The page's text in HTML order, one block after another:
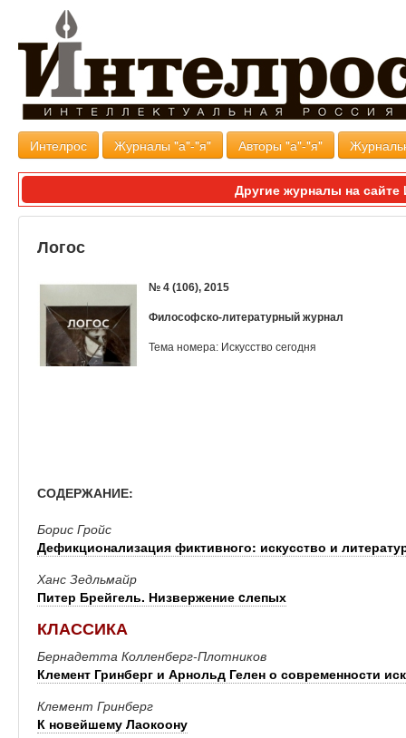
Интелрос Журналы "а"-"я" Авторы "а"-"я"
Другие журналы на
Логос
№ 4 (106), 2015
Философско-литературный журнал
Тема номера: Искусство сегодня
СОДЕРЖАНИЕ:
Борис Гройс
Дефикционализация фиктивного: искусство и
Ханс Зедльмайр
Питер Брейгель. Низвержение cлепых
КЛАССИКА
Бернадетта Колленберг-Плотников
Клемент Гринберг и Арнольд Гелен о современности
Клемент Гринберг
К новейшему Лаокоону